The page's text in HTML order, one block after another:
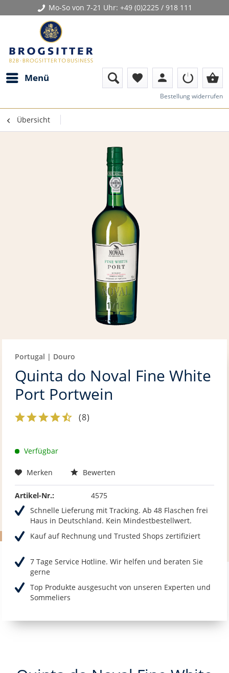
Mo-So von 7-21 Uhr: +49 (0)2225 / 918 111
Menü favorite person shopping_basket
Bestellung widerrufen
Übersicht
Portugal | Douro
Quinta do Noval Fine White
Port Portwein
(8)
Verfügbar
Merken Bewerten
Artikel-Nr.:
4575
Schnelle Lieferung mit Tracking. Ab 48 Flaschen frei
Haus in Deutschland. Kein Mindestbestellwert.
Kauf auf Rechnung und Trusted Shops zertifiziert
7 Tage Service Hotline. Wir helfen und beraten Sie
gerne
Top Produkte ausgesucht von unseren Experten und
Sommeliers